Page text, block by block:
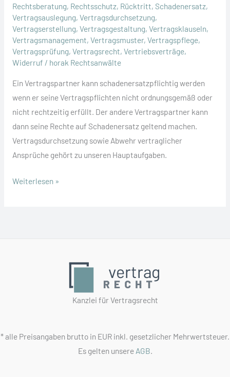
Rechtsberatung, Rechtsschutz, Rücktritt, Schadenersatz,
Vertragsauslegung, Vertragsdurchsetzung,
Vertragserstellung, Vertragsgestaltung, Vertragsklauseln,
Vertragsmanagement, Vertragsmuster, Vertragspflege,
Vertragsprüfung, Vertragsrecht, Vertriebsverträge,
Widerruf / horak Rechtsanwälte
Ein Vertragspartner kann schadenersatzpflichtig werden
wenn er seine Vertragspflichten nicht ordnungsgemäß oder
nicht rechtzeitig erfüllt. Der andere Vertragspartner kann
dann seine Rechte auf Schadenersatz geltend machen.
Vertragsdurchsetzung sowie Abwehr vertraglicher
Ansprüche gehört zu unseren Hauptaufgaben.
Verpflichtet
Weiterlesen »
Kanzlei für Vertragsrecht
* alle Preisangaben brutto in EUR inkl. gesetzlicher Mehrwertsteuer.
Es gelten unsere AGB.